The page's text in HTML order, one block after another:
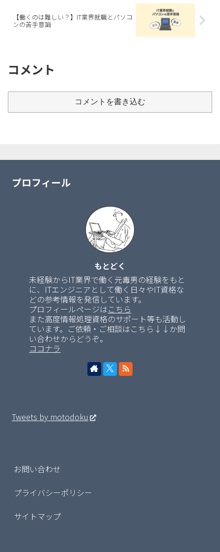
【働くのは難しい？】IT業界就職とパソコ
ンの苦手意識
コメント
コメントを書き込む
プロフィール
もとどく
未経験からIT業界で働く元毒男の経験をもと
に、ITエンジニアとして働く日々やIT資格な
どの参考情報を発信しています。
プロフィールページはこちら
また高度情報処理資格のサポート等も活動し
ています。ご依頼・ご相談はこちら↓↓か問
い合わせからどうぞ。
ココナラ
Tweets by motodoku
お問い合わせ
プライバシーポリシー
サイトマップ